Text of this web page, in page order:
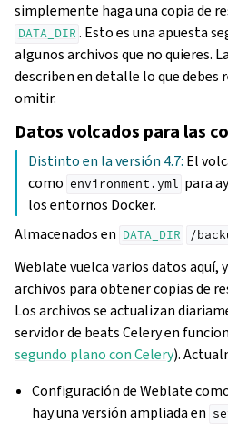
simplemente haga una copia de
DATA_DIR . Esto es una apuesta
algunos archivos que no quieres.
describen en detalle lo que debes
omitir.
Datos volcados para las
Distinto en la versión 4.7: El
como environment.yml para
los entornos Docker.
Almacenados en DATA_DIR /
Weblate vuelca varios datos aquí,
archivos para obtener copias de
Los archivos se actualizan
servidor de beats Celery en
segundo plano con Celery).
Configuración de Weblate
hay una versión ampliada en